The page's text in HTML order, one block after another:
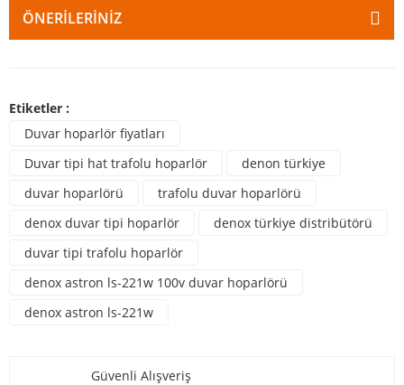
ÖNERILERINIZ
Etiketler :
Duvar hoparlör fiyatları
Duvar tipi hat trafolu hoparlör
denon türkiye
duvar hoparlörü
trafolu duvar hoparlörü
denox duvar tipi hoparlör
denox türkiye distribütörü
duvar tipi trafolu hoparlör
denox astron ls-221w 100v duvar hoparlörü
denox astron ls-221w
Güvenli Alışveriş